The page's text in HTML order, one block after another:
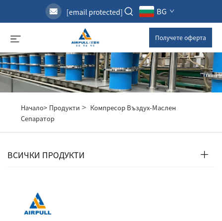
[email protected] BG
Получете оферта
Начало> Продукти > Компресор Въздух-Маслен
Сепаратор
ВСИЧКИ ПРОДУКТИ